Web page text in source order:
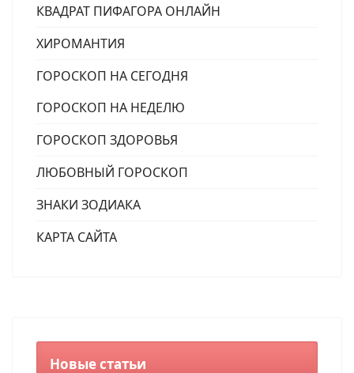
КВАДРАТ ПИФАГОРА ОНЛАЙН
ХИРОМАНТИЯ
ГОРОСКОП НА СЕГОДНЯ
ГОРОСКОП НА НЕДЕЛЮ
ГОРОСКОП ЗДОРОВЬЯ
ЛЮБОВНЫЙ ГОРОСКОП
ЗНАКИ ЗОДИАКА
КАРТА САЙТА
Новые статьи